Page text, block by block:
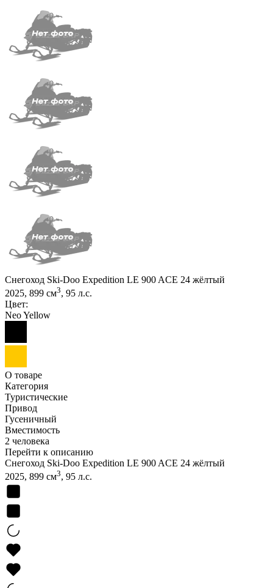
Снегоход Ski-Doo Expedition LE 900 ACE 24 жёлтый
2025, 899 см3, 95 л.с.
Цвет:
Neo Yellow
О товаре
Категория
Туристические
Привод
Гусеничный
Вместимость
2 человека
Перейти к описанию
Снегоход Ski-Doo Expedition LE 900 ACE 24 жёлтый
2025, 899 см3, 95 л.с.